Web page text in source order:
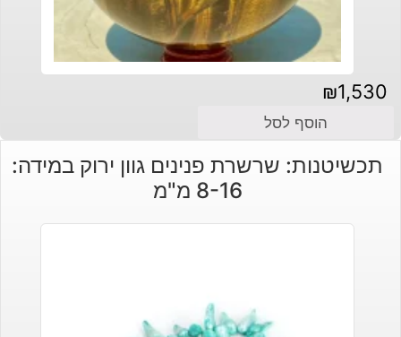
₪1,530
הוסף לסל
תכשיטנות: שרשרת פנינים גוון ירוק במידה:
8-16 מ"מ